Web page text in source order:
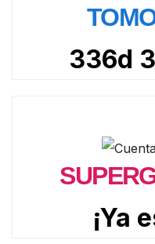
336d
¡Ya